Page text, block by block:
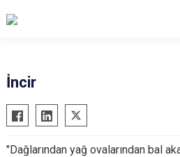
İncir
"Dağlarından yağ ovalarından bal